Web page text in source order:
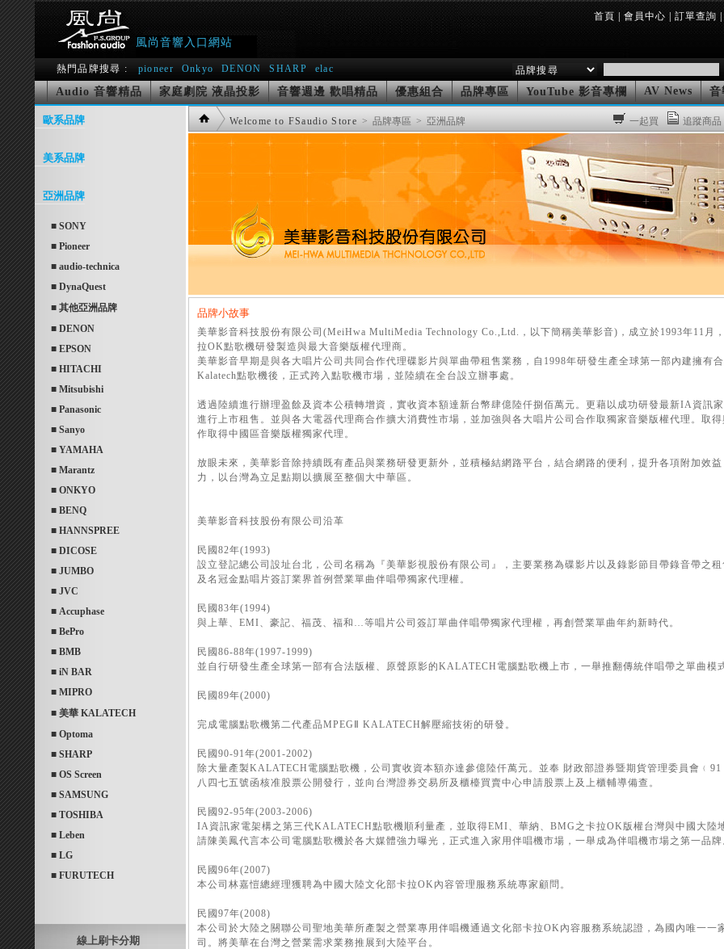
風尚音響入口網站
首頁 | 會員中心 | 訂單查詢 |
熱門品牌搜尋 : pioneer Onkyo DENON SHARP elac
Audio 音響精品 家庭劇院 液晶投影 音響週邊 歡唱精品 優惠組合 品牌專區 YouTube 影音專欄 AV News 音
歐系品牌
美系品牌
亞洲品牌
■ SONY
■ Pioneer
■ audio-technica
■ DynaQuest
■ 其他亞洲品牌
■ DENON
■ EPSON
■ HITACHI
■ Mitsubishi
■ Panasonic
■ Sanyo
■ YAMAHA
■ Marantz
■ ONKYO
■ BENQ
■ HANNSPREE
■ DICOSE
■ JUMBO
■ JVC
■ Accuphase
■ BePro
■ BMB
■ iN BAR
■ MIPRO
■ 美華 KALATECH
■ Optoma
■ SHARP
■ OS Screen
■ SAMSUNG
■ TOSHIBA
■ Leben
■ LG
■ FURUTECH
線上刷卡分期
Welcome to FSaudio Store > 品牌專區 > 亞洲品牌 一起買 追蹤商品
品牌小故事
美華影音科技股份有限公司(MeiHwa MultiMedia Technology Co.,Ltd.，以下簡稱美華影音)，成立於1993年11月
拉OK點歌機研發製造與最大音樂版權代理商。
美華影音早期是與各大唱片公司共同合作代理碟影片與單曲帶租售業務，自1998年研發生產全球第一部內建擁有
Kalatech點歌機後，正式跨入點歌機市場，並陸續在全台設立辦事處。
透過陸續進行辦理盈餘及資本公積轉增資，實收資本額達新台幣肆億陸仟捌佰萬元。更藉以成功研發最新IA資訊
進行上市租售。並與各大電器代理商合作擴大消費性市場，並加強與各大唱片公司合作取獨家音樂版權代理。取
作取得中國區音樂版權獨家代理。
放眼未來，美華影音除持續既有產品與業務研發更新外，並積極結網路平台，結合網路的便利，提升各項附加效
力，以台灣為立足點期以擴展至整個大中華區。
美華影音科技股份有限公司沿革
民國82年(1993)
設立登記總公司設址台北，公司名稱為『美華影視股份有限公司』，主要業務為碟影片以及錄影節目帶錄音帶之
及名冠金點唱片簽訂業界首例營業單曲伴唱帶獨家代理權。
民國83年(1994)
與上華、EMI、豪記、福茂、福和…等唱片公司簽訂單曲伴唱帶獨家代理權，再創營業單曲年約新時代。
民國86-88年(1997-1999)
並自行研發生產全球第一部有合法版權、原聲原影的KALATECH電腦點歌機上市，一舉推翻傳統伴唱帶之單曲模
民國89年(2000)
完成電腦點歌機第二代產品MPEGⅡ KALATECH解壓縮技術的研發。
民國90-91年(2001-2002)
除大量產製KALATECH電腦點歌機，公司實收資本額亦達參億陸仟萬元。並奉 財政部證券暨期貨管理委員會
八四七五號函核准股票公開發行，並向台灣證券交易所及櫃檯買賣中心申請股票上及上櫃輔導備查。
民國92-95年(2003-2006)
IA資訊家電架構之第三代KALATECH點歌機順利量產，並取得EMI、華納、BMG之卡拉OK版權台灣與中國大陸
請陳美鳳代言本公司電腦點歌機於各大媒體強力曝光，正式進入家用伴唱機市場，一舉成為伴唱機市場之第一品牌
民國96年(2007)
本公司林嘉愷總經理獲聘為中國大陸文化部卡拉OK內容管理服務系統專家顧問。
民國97年(2008)
本公司於大陸之關聯公司聖地美華所產製之營業專用伴唱機通過文化部卡拉OK內容服務系統認證，為國內唯一一
司。將美華在台灣之營業需求業務推展到大陸平台。